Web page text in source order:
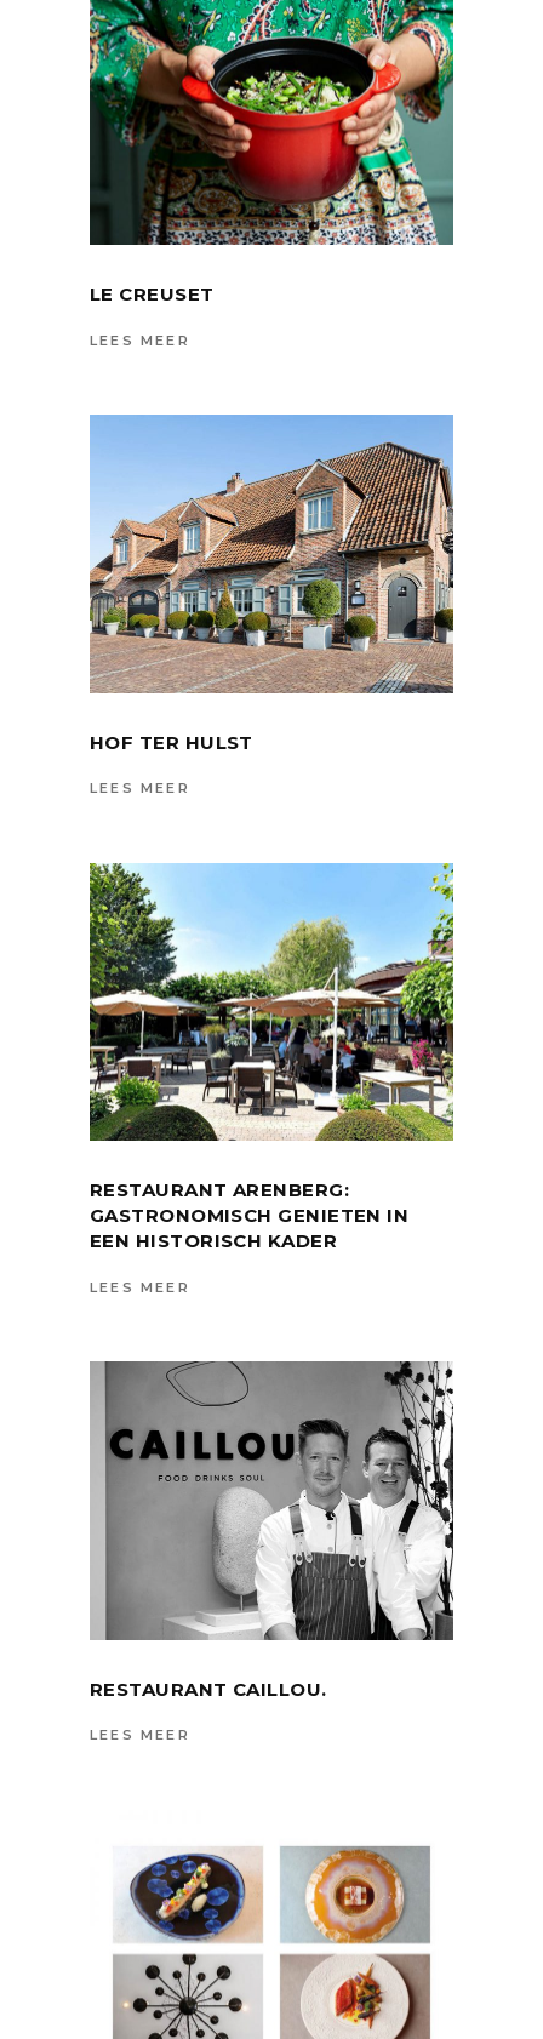
LE CREUSET
LEES MEER
HOF TER HULST
LEES MEER
RESTAURANT ARENBERG:
GASTRONOMISCH GENIETEN IN
EEN HISTORISCH KADER
LEES MEER
RESTAURANT CAILLOU.
LEES MEER